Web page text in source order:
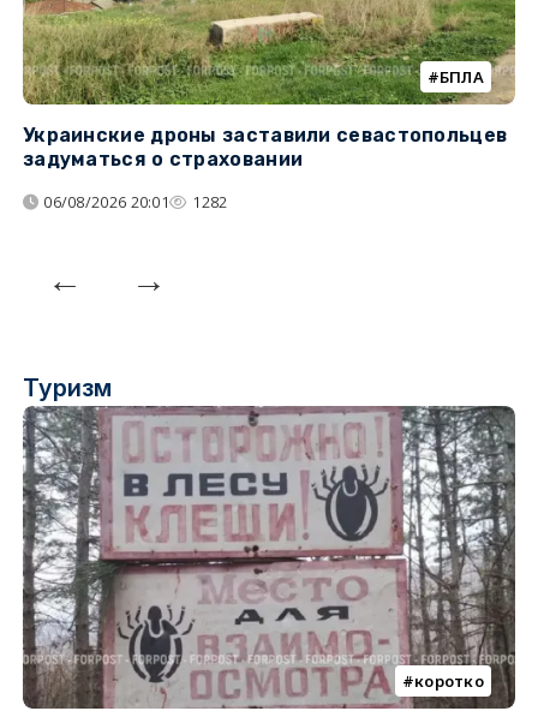
БПЛА
Украинские дроны заставили севастопольцев
задуматься о страховании
06/08/2026 20:01 1282
Туризм
коротко